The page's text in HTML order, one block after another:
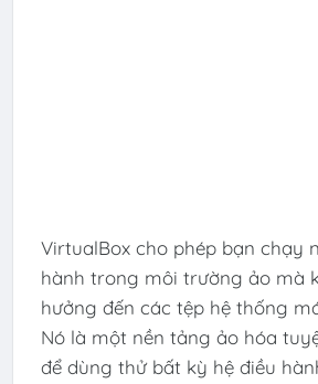
VirtualBox cho phép bạn chạy
hành trong môi trường ảo mà
hưởng đến các tệp hệ thống
Nó là một nền tảng ảo hóa
để dùng thử bất kỳ hệ điều